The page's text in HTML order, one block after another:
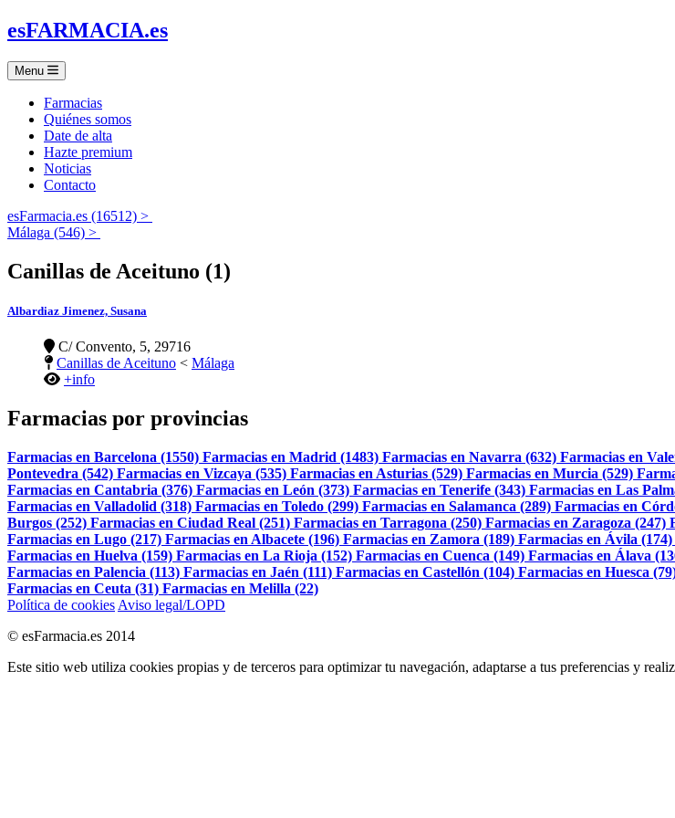
esFARMACIA.es
Menu
Farmacias
Quiénes somos
Date de alta
Hazte premium
Noticias
Contacto
esFarmacia.es (16512) >
Málaga (546) >
Canillas de Aceituno (1)
Albardiaz Jimenez, Susana
C/ Convento, 5, 29716
Canillas de Aceituno < Málaga
+info
Farmacias por provincias
Farmacias en Barcelona (1550) Farmacias en Madrid (1483) Farmacias en Navarra (632) Farmacias en
Pontevedra (542) Farmacias en Vizcaya (535) Farmacias en Asturias (529) Farmacias en Murcia (529)
Farmacias en Cantabria (376) Farmacias en León (373) Farmacias en Tenerife (343) Farmacias en Las
Farmacias en Valladolid (318) Farmacias en Toledo (299) Farmacias en Salamanca (289) Farmacias en
Burgos (252) Farmacias en Ciudad Real (251) Farmacias en Tarragona (250) Farmacias en Zaragoza (247)
Farmacias en Lugo (217) Farmacias en Albacete (196) Farmacias en Zamora (189) Farmacias en Ávila (174)
Farmacias en Huelva (159) Farmacias en La Rioja (152) Farmacias en Cuenca (149) Farmacias en Álava
Farmacias en Palencia (113) Farmacias en Jaén (111) Farmacias en Castellón (104) Farmacias en Huesca
Farmacias en Ceuta (31) Farmacias en Melilla (22)
Política de cookies Aviso legal/LOPD
© esFarmacia.es 2014
Este sitio web utiliza cookies propias y de terceros para optimizar tu navegación, adaptarse a tus preferencias y